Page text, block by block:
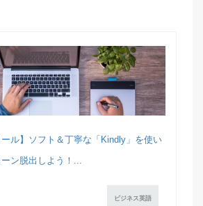
ール】ソフト＆丁寧な「Kindly」を使い
ン脱出しよう！...
ビジネス英語